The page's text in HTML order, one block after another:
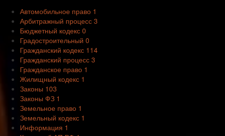
Автомобильное право 1
Арбитражный процесс 3
Бюджетный кодекс 0
Градостроительный 0
Гражданский кодекс 114
Гражданский процесс 3
Гражданское право 1
Жилищный кодекс 1
Законы 103
Законы ФЗ 1
Земельное право 1
Земельный кодекс 1
Информация 1